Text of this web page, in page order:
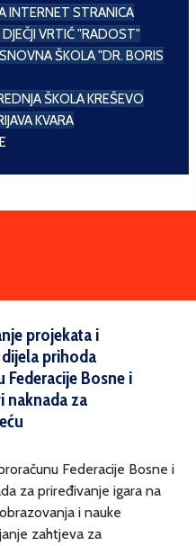
INTERNET STRANICA
DJEČJI VRTIĆ "RADOST"
ŠKOLA "DR. BORIS
ŠKOLA KREŠEVO
KVARA
projekata i
prihoda
Bosne i
naknada za
Federacije Bosne i
za priređivanje igara na
i nauke
zahtjeva za